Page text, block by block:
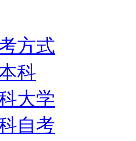
方式
科
大学
自考